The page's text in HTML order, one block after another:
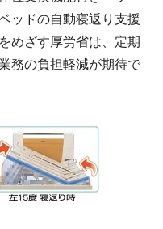
ッドの自動寝返り支援
めざす厚労省は、定期
務の負担軽減が期待で